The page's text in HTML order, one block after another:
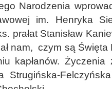
Narodzenia
im. Henryka
prałat Stanisław
nam, czym są
kapłanów. Życzenia
Strugińska-